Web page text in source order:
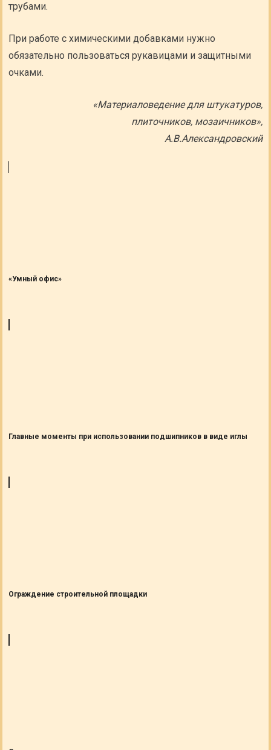
трубами.
При работе с химическими добавками нужно
обязательно пользоваться рукавицами и защитными
очками.
«Материаловедение для штукатуров,
плиточников, мозаичников»,
А.В.Александровский
«Умный офис»
Главные моменты при использовании подшипников в виде иглы
Ограждение строительной площадки